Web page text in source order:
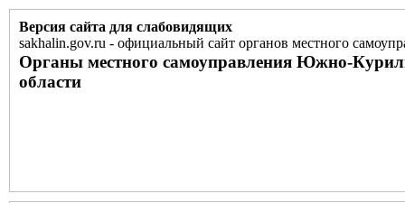
Версия сайта для слабовидящих
sakhalin.gov.ru - официальный сайт органов местного
Органы местного самоуправления Южно-
области